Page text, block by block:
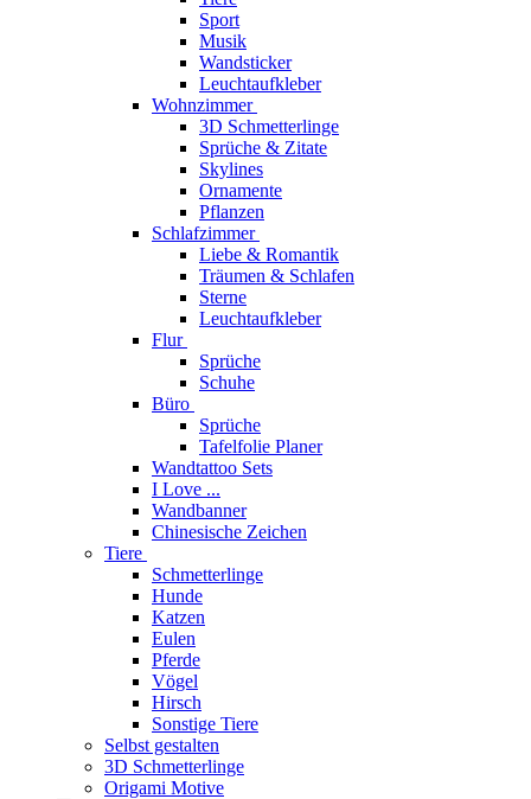
Sport
Musik
Wandsticker
Leuchtaufkleber
Wohnzimmer
3D Schmetterlinge
Sprüche & Zitate
Skylines
Ornamente
Pflanzen
Schlafzimmer
Liebe & Romantik
Träumen & Schlafen
Sterne
Leuchtaufkleber
Flur
Sprüche
Schuhe
Büro
Sprüche
Tafelfolie Planer
Wandtattoo Sets
I Love ...
Wandbanner
Chinesische Zeichen
Tiere
Schmetterlinge
Hunde
Katzen
Eulen
Pferde
Vögel
Hirsch
Sonstige Tiere
Selbst gestalten
3D Schmetterlinge
Origami Motive